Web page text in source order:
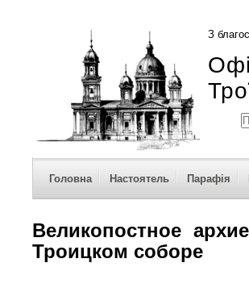
З
Головна Настоятель Парафія
Великопостное
Троицком соборе